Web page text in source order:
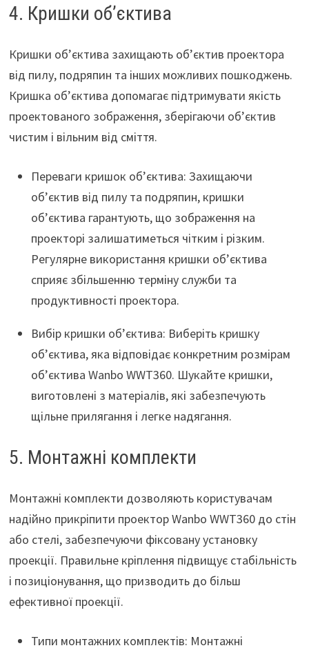
4. Кришки об’єктива
Кришки об’єктива захищають об’єктив проектора
від пилу, подряпин та інших можливих пошкоджень.
Кришка об’єктива допомагає підтримувати якість
проектованого зображення, зберігаючи об’єктив
чистим і вільним від сміття.
Переваги кришок об’єктива: Захищаючи
об’єктив від пилу та подряпин, кришки
об’єктива гарантують, що зображення на
проекторі залишатиметься чітким і різким.
Регулярне використання кришки об’єктива
сприяє збільшенню терміну служби та
продуктивності проектора.
Вибір кришки об’єктива: Виберіть кришку
об’єктива, яка відповідає конкретним розмірам
об’єктива Wanbo WWT360. Шукайте кришки,
виготовлені з матеріалів, які забезпечують
щільне прилягання і легке надягання.
5. Монтажні комплекти
Монтажні комплекти дозволяють користувачам
надійно прикріпити проектор Wanbo WWT360 до стін
або стелі, забезпечуючи фіксовану установку
проекції. Правильне кріплення підвищує стабільність
і позиціонування, що призводить до більш
ефективної проекції.
Типи монтажних комплектів: Монтажні